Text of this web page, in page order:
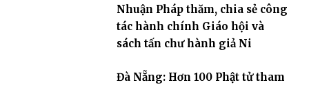
Nhuận Pháp thăm, chia sẻ công
tác hành chính Giáo hội và
sách tấn chư hành giả Ni
Đà Nẵng: Hơn 100 Phật tử tham